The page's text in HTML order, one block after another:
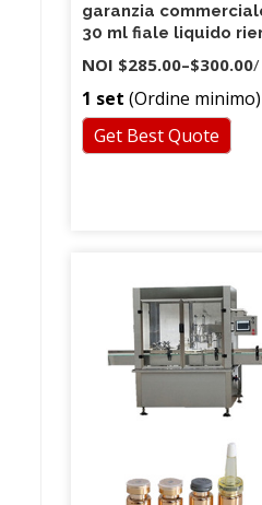
garanzia
30 ml fiale liquido
riempitrice /
NOI $285.00–$300.00
1 set (Ordine minimo)
Get Best Quote